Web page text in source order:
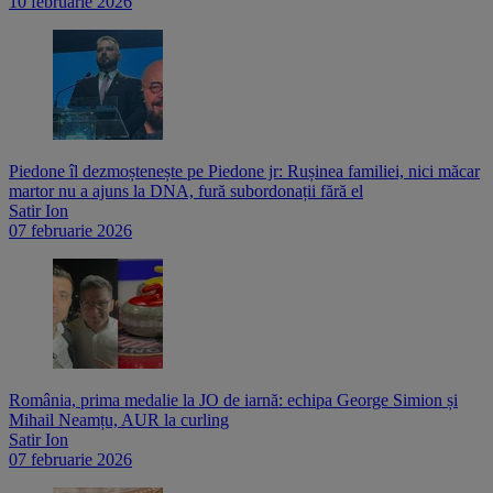
Piedone îl dezmoștenește pe Piedone jr: Rușinea familiei, nici măcar
martor nu a ajuns la DNA, fură subordonații fără el
Satir Ion
07 februarie 2026
România, prima medalie la JO de iarnă: echipa George Simion și
Mihail Neamțu, AUR la curling
Satir Ion
07 februarie 2026